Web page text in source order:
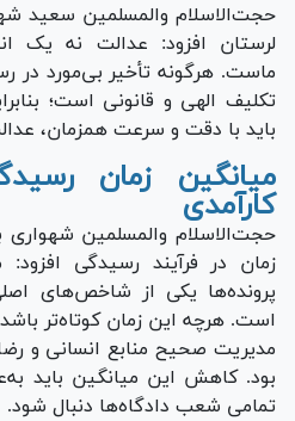
حجت‌الاسلام والمسلمین سعید
لرستان افزود: عدالت نه یک
ماست. هرگونه تأخیر بی‌مورد در
تکلیف الهی و قانونی است؛
باید با دقت و سرعت همزمان،
میانگین زمان
کارآمدی
حجت‌الاسلام والمسلمین
زمان در فرآیند رسیدگی
پرونده‌ها یکی از شاخص‌های
است. هرچه این زمان کوتاه‌تر
مدیریت صحیح منابع انسانی و
بود. کاهش این میانگین باید
تمامی شعب دادگاه‌ها دنبال شود.